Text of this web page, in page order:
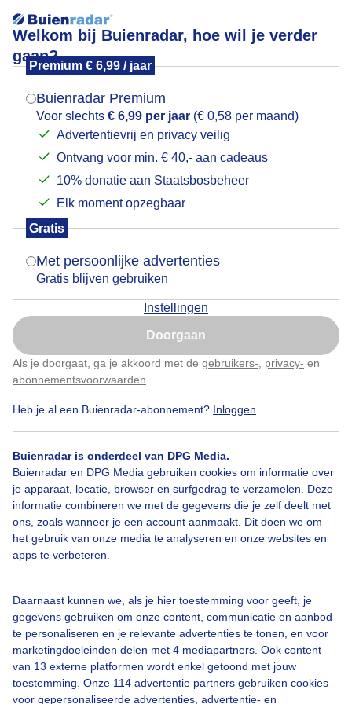
Welkom bij Buienradar, hoe wil je verder
gaan?
Premium € 6,99 / jaar
Buienradar Premium
Voor slechts € 6,99 per jaar (€ 0,58 per maand)
Advertentievrij en privacy veilig
Ontvang voor min. € 40,- aan cadeaus
10% donatie aan Staatsbosbeheer
Elk moment opzegbaar
Gratis
Met persoonlijke advertenties
Gratis blijven gebruiken
Instellingen
Doorgaan
Als je doorgaat, ga je akkoord met de gebruikers- privacy- en
abonnementsvoorwaarden
Heb je al een Buienradar-abonnement? Inloggen
Buienradar is onderdeel van DPG Media.
Buienradar en DPG Media gebruiken cookies om informatie over
je apparaat, locatie, browser en surfgedrag te verzamelen. Deze
informatie combineren we met de gegevens die je zelf deelt met
ons, zoals wanneer je een account aanmaakt. Dit doen we om
het gebruik van onze media te analyseren en onze websites en
apps te verbeteren.
Daarnaast kunnen we, als je hier toestemming voor geeft, je
gegevens gebruiken om onze content, communicatie en aanbod
te personaliseren en je relevante advertenties te tonen, en voor
marketingdoeleinden delen met 4 mediapartners. Ook content
van 13 externe platformen wordt enkel getoond met jouw
toestemming. Onze 114 advertentie partners gebruiken cookies
voor gepersonaliseerde advertenties, advertentie- en
Een moment geduld aub...
Een moment geduld aub...
Over Buienradar
Veelgestelde vragen
Contact
Toegankelijkheid
Gebruikersvoorwaarden
Privacy beleid
Cookie beleid
Privacy instellingen
Mogen we je locatie gebruiken voor het
Indien je hier nog geen akkoord op hebt gegeven,
verschijnt er zo een pop-up uit je browser waarin
Is goed, toon de popup
Nu niet, misschien later
Klik hierom dit aan te passen